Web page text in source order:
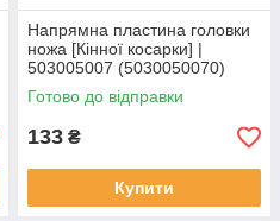
Напрямна пластина головки
ножа [Кінної косарки] |
503005007 (5030050070)
Готово до відправки
133 ₴
Купити